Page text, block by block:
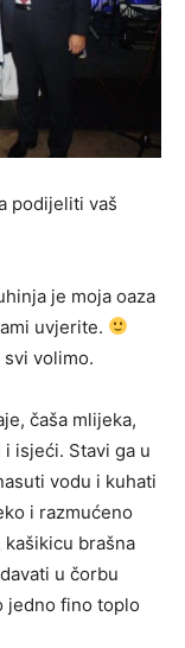
podijeliti vaš
je moja oaza
uvjerite.
volimo.
čaša mlijeka,
isjeći. Stavi ga u
vodu i kuhati
i razmućeno
kašikicu brašna
u čorbu
jedno fino toplo